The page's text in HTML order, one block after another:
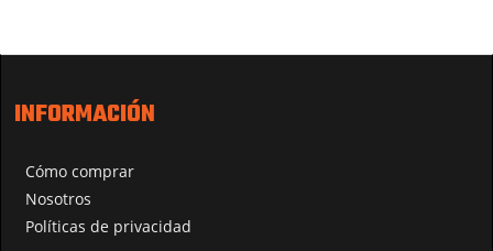
INFORMACIÓN
Cómo comprar
Nosotros
Políticas de privacidad